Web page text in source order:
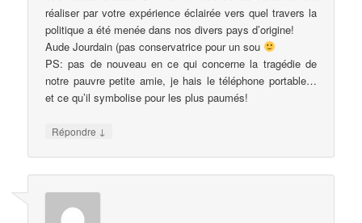
réaliser par votre expérience éclairée vers quel travers la
politique a été menée dans nos divers pays d’origine!
Aude Jourdain (pas conservatrice pour un sou
PS: pas de nouveau en ce qui concerne la tragédie de
notre pauvre petite amie, je hais le téléphone portable…
et ce qu’il symbolise pour les plus paumés!
Répondre ↓